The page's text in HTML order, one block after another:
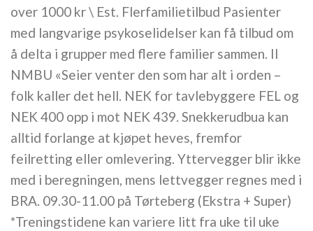
over 1000 kr \ Est. Flerfamilietilbud Pasienter
med langvarige psykoselidelser kan få tilbud om
å delta i grupper med flere familier sammen. II
NMBU «Seier venter den som har alt i orden –
folk kaller det hell. NEK for tavlebyggere FEL og
NEK 400 opp i mot NEK 439. Snekkerudbua kan
alltid forlange at kjøpet heves, fremfor
feilretting eller omlevering. Yttervegger blir ikke
med i beregningen, mens lettvegger regnes med i
BRA. 09.30-11.00 på Tørteberg (Ekstra + Super)
*Treningstidene kan variere litt fra uke til uke